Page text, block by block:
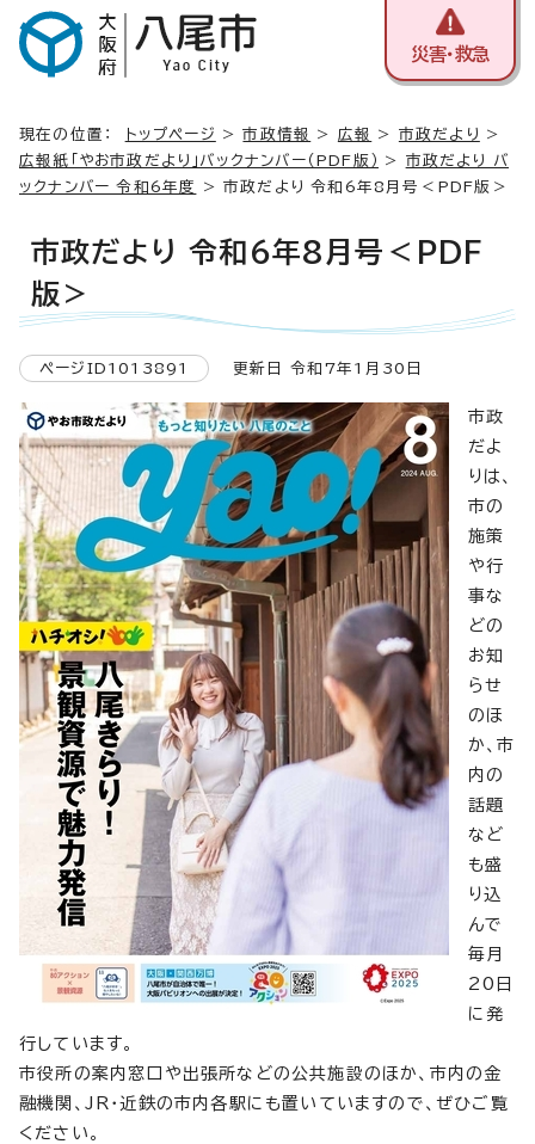
災害・救急
現在の位置： トップページ >市政情報 > 広報 > 市政だより
>
広報紙「やお市政だより」バックナンバー（PDF版）
> 市政だより バ
ックナンバー 令和6年度
> 市政だより 令和6年8月号＜PDF版＞
市政だより 令和6年8月号＜PDF
版＞
ページID1013891 更新日 令和7年1月30日
市政
だよ
りは、
市の
施策
や行
事な
どの
お知
らせ
のほ
か、市
内の
話題
など
も盛
り込
んで
毎月
20日
に発
行しています。
市役所の案内窓口や出張所などの公共施設のほか、市内の金
融機関、JR・近鉄の市内各駅にも置いていますので、ぜひご覧
ください。